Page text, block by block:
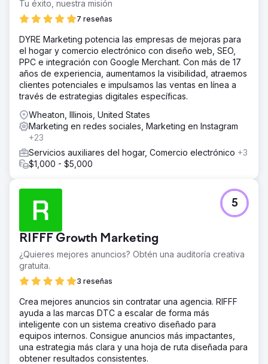
Tu éxito, nuestra misión
7 reseñas
DYRE Marketing potencia las empresas de mejoras para
el hogar y comercio electrónico con diseño web, SEO,
PPC e integración con Google Merchant. Con más de 17
años de experiencia, aumentamos la visibilidad, atraemos
clientes potenciales e impulsamos las ventas en línea a
través de estrategias digitales específicas.
Wheaton, Illinois, United States
Marketing en redes sociales, Marketing en Instagram
+23
Servicios auxiliares del hogar, Comercio electrónico +3
$1,000 - $5,000
RIFFF Growth Marketing
¿Quieres mejores anuncios? Obtén una auditoría creativa
gratuita.
3 reseñas
5
Crea mejores anuncios sin contratar una agencia. RIFFF
ayuda a las marcas DTC a escalar de forma más
inteligente con un sistema creativo diseñado para
equipos internos. Consigue anuncios más impactantes,
una estrategia más clara y una hoja de ruta diseñada para
obtener resultados consistentes.